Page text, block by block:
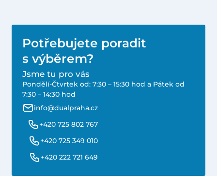
Potřebujete poradit
s výběrem?
Jsme tu pro vás
Pondělí-Čtvrtek od: 7:30 – 15:30 hod a Pátek od
7:30 – 14:30 hod
info@dualpraha.cz
+420 725 802 767
+420 725 349 010
+420 222 721 649